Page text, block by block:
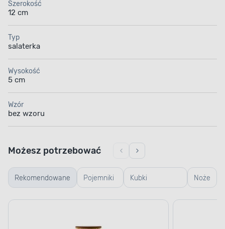
Szerokość
12 cm
Typ
salaterka
Wysokość
5 cm
Wzór
bez wzoru
Rekomendowane Pojemniki
szklane
Kubki
termiczne i
Noże
Możesz potrzebować